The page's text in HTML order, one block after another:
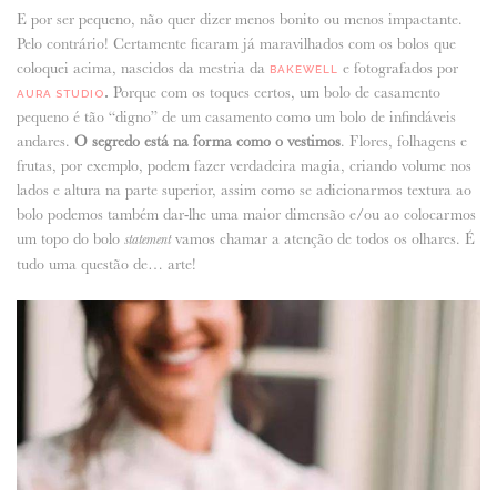
E por ser pequeno, não quer dizer menos bonito ou menos impactante.
Pelo contrário! Certamente ficaram já maravilhados com os bolos que
coloquei acima, nascidos da mestria da
BAKEWELL e fotografados por
AURA STUDIO. Porque com os toques certos, um bolo de casamento
pequeno é tão “digno” de um casamento como um bolo de infindáveis
andares. O segredo está na forma como o vestimos. Flores, folhagens e
frutas, por exemplo, podem fazer verdadeira magia, criando volume nos
lados e altura na parte superior, assim como se adicionarmos textura ao
bolo podemos também dar-lhe uma maior dimensão e/ou ao colocarmos
um topo do bolo statementvamos chamar a atenção de todos os olhares. É
tudo uma questão de… arte!